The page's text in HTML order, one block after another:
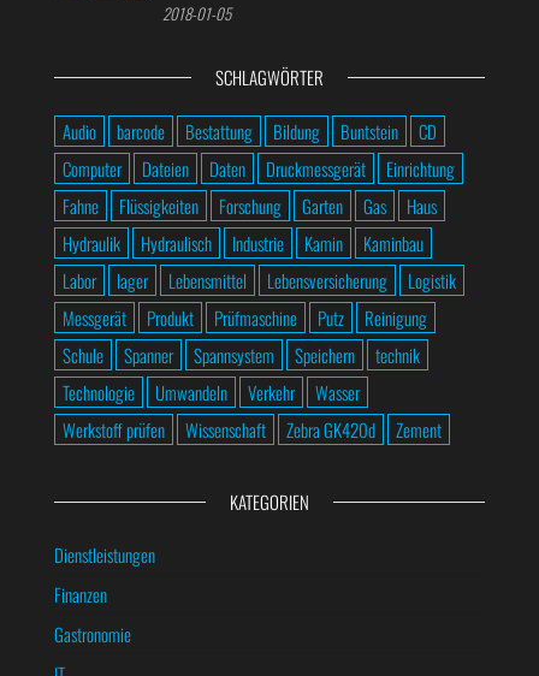
2018-01-05
SCHLAGWÖRTER
Audio barcode Bestattung Bildung Buntstein
CD
Computer
Dateien Daten Druckmessgerät
Einrichtung
Fahne
Flüssigkeiten Forschung Garten Gas
Haus
Hydraulik
Hydraulisch Industrie Kamin
Kaminbau
Labor
lager Lebensmittel Lebensversicherung
Logistik
Messgerät
Produkt Prüfmaschine Putz
Reinigung
Schule
Spanner Spannsystem Speichern
technik
Technologie
Umwandeln Verkehr
Wasser
Werkstoff prüfen
Wissenschaft Zebra GK420d Zement
KATEGORIEN
Dienstleistungen
Finanzen
Gastronomie